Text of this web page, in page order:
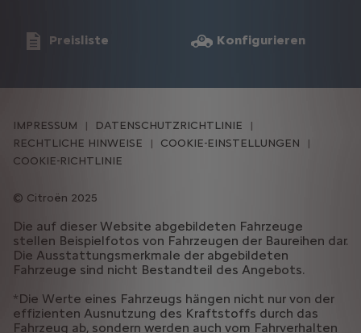
Preisliste Konfigurieren
Citroën 2025
IMPRESSUM
DATENSCHUTZRICHTLINIE
RECHTLICHE HINWEISE
COOKIE-EINSTELLUNGEN
COOKIE-RICHTLINIE
Die auf dieser Website abgebildeten Fahrzeuge
stellen Beispielfotos von Fahrzeugen der Baureihen dar.
Die Ausstattungsmerkmale der abgebildeten
Fahrzeuge sind nicht Bestandteil des Angebots.
*Die Werte eines Fahrzeugs hängen nicht nur von der
effizienten Ausnutzung des Kraftstoffs durch das
Fahrzeug ab, sondern werden auch vom Fahrverhalten